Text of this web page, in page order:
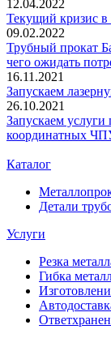
12.04.2022
Текущий кризис в
09.02.2022
Трубный прокат
чего ожидать
16.11.2021
Запускаем
26.10.2021
Запускаем услуги
координатных
Каталог
Детали
Услуги
Резка
Гибка